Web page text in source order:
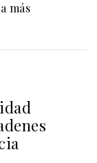
más